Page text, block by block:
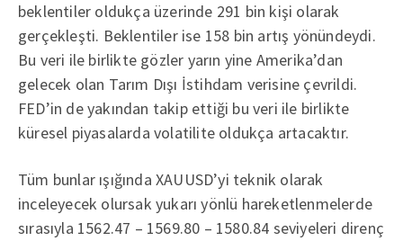
beklentiler oldukça üzerinde 291 bin kişi olarak
gerçekleşti. Beklentiler ise 158 bin artış yönündeydi.
Bu veri ile birlikte gözler yarın yine Amerika’dan
gelecek olan Tarım Dışı İstihdam verisine çevrildi.
FED’in de yakından takip ettiği bu veri ile birlikte
küresel piyasalarda volatilite oldukça artacaktır.
Tüm bunlar ışığında XAUUSD’yi teknik olarak
inceleyecek olursak yukarı yönlü hareketlenmelerde
sırasıyla 1562.47 – 1569.80 – 1580.84 seviyeleri direnç